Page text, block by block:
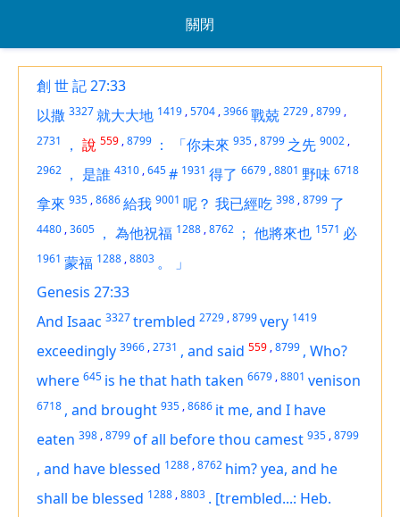
關閉
創 世 記 27:33
以撒 3327就大大地 1419 ,5704 ,3966戰兢 2729 ,8799 ,
2731
， 說 559 ,8799 ： 「你未來 935 ,8799 之先 9002 ,
2962 ， 是誰 4310 ,645# 1931 得了 6679 ,8801 野味 6718
拿來 935 ,8686給我 9001 呢？ 我已經吃 398 ,8799 了
4480 ,3605 ， 為他祝福 1288 ,8762 ； 他將來也 1571 必
1961 蒙福 1288 ,8803 。
」
Genesis 27:33
And Isaac 3327trembled 2729 ,8799very 1419
exceedingly 3966 ,2731 , and said 559 ,8799 , Who?
where 645 is he that hath taken 6679 ,8801 venison
6718 , and brought 935 ,8686 it me, and I have
eaten 398 ,8799of all before thou camest 935 ,8799
, and have blessed 1288 ,8762 him? yea, and he
shall be blessed 1288 ,8803 . [trembled...: Heb.